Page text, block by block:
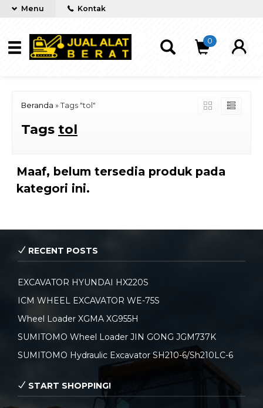
Menu Kontak
0
Beranda » Tags "tol"
Tags tol
Maaf, belum tersedia produk pada
kategori ini.
RECENT POSTS
EXCAVATOR HYUNDAI HX220S
ICM WHEEL EXCAVATOR WE-75S
Wheel Loader XGMA XG955H
SUMITOMO Wheel Loader JIN GONG JGM737K
SUMITOMO Hydraulic Excavator SH210-6/Sh210LC-6
START SHOPPING!